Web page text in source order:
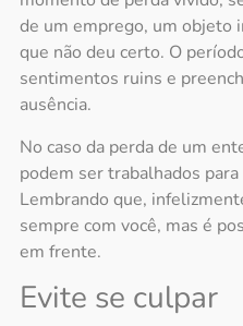
de um emprego, um objeto
que não deu certo. O
sentimentos ruins e
ausência.
No caso da perda de um
podem ser trabalhados
Lembrando que,
sempre com você, mas é
em frente.
Evite se culpar